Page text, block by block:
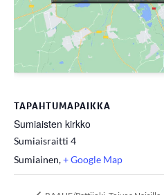
TAPAHTUMAPAIKKA
Sumiaisten kirkko
Sumiaisraitti 4
Sumiainen,+ Google Map